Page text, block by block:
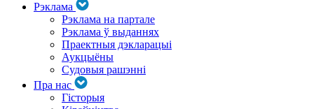
Рэклама
Рэклама на партале
Рэклама ў выданнях
Праектныя дэкларацыі
Аукцыёны
Судовыя рашэнні
Пра нас
Гісторыя